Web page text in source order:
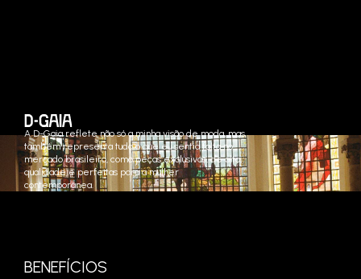
A D-Gaia reflete não só a minha visão de moda, mas
também representa tudo o que eu sentia falta no
mercado brasileiro, como peças exclusivas, de alta
qualidade e perfeitas para a mulher
contemporânea.
BENEFÍCIOS